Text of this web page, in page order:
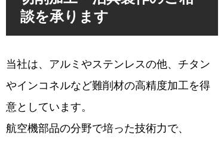
談を承ります
当社は、アルミやステンレスの他、チタン
やインコネルなど難削材の高精度加工を得
意としています。
航空機部品の分野で培った技術力で、